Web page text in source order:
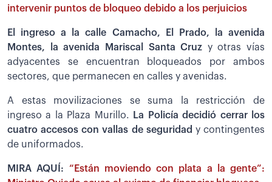
intervenir puntos de bloqueo debido a los perjuicios
El ingreso a la calle Camacho, El Prado, la avenida
Montes, la avenida Mariscal Santa Cruz y otras vías
adyacentes se encuentran bloqueados por ambos
sectores, que permanecen en calles y avenidas.
A estas movilizaciones se suma la restricción de
ingreso a la Plaza Murillo.
La Policía decidió cerrar los
cuatro accesos con vallas de seguridad y contingentes
de uniformados.
MIRA AQUÍ: “Están moviendo con plata a la gente”: